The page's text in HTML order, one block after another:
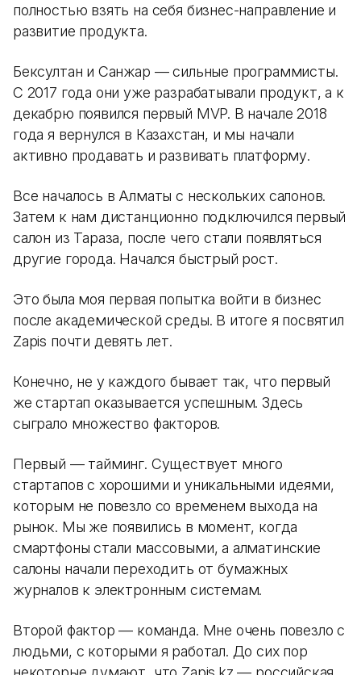
полностью взять на себя бизнес-направление и
развитие продукта.
Бексултан и Санжар — сильные программисты.
С 2017 года они уже разрабатывали продукт, а к
декабрю появился первый MVP. В начале 2018
года я вернулся в Казахстан, и мы начали
активно продавать и развивать платформу.
Все началось в Алматы с нескольких салонов.
Затем к нам дистанционно подключился первый
салон из Тараза, после чего стали появляться
другие города. Начался быстрый рост.
Это была моя первая попытка войти в бизнес
после академической среды. В итоге я посвятил
Zapis почти девять лет.
Конечно, не у каждого бывает так, что первый
же стартап оказывается успешным. Здесь
сыграло множество факторов.
Первый — тайминг. Существует много
стартапов с хорошими и уникальными идеями,
которым не повезло со временем выхода на
рынок. Мы же появились в момент, когда
смартфоны стали массовыми, а алматинские
салоны начали переходить от бумажных
журналов к электронным системам.
Второй фактор — команда. Мне очень повезло с
людьми, с которыми я работал. До сих пор